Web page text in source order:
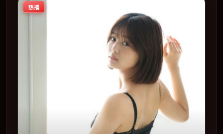
的观众完整观看。
热播